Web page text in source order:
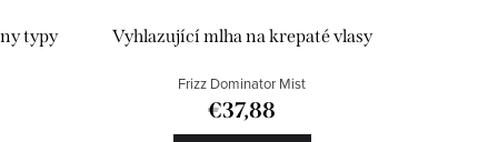
typy Vyhlazující mlha na krepaté vlasy
Frizz Dominator Mist
€37,88